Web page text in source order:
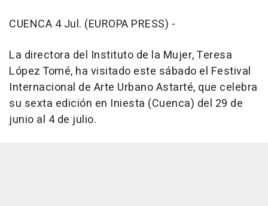
CUENCA 4 Jul. (EUROPA PRESS) -
La directora del Instituto de la Mujer, Teresa
López Tomé, ha visitado este sábado el Festival
Internacional de Arte Urbano Astarté, que celebra
su sexta edición en Iniesta (Cuenca) del 29 de
junio al 4 de julio.